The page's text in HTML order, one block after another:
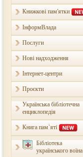
Книжкові пам'ятки
ІнформВлада
Послуги
Нові надходження
Інтернет-центри
Проєкти
Українська бібліотечна
енциклопедія
Книга пам`яті
Бібліотека
українського воїна